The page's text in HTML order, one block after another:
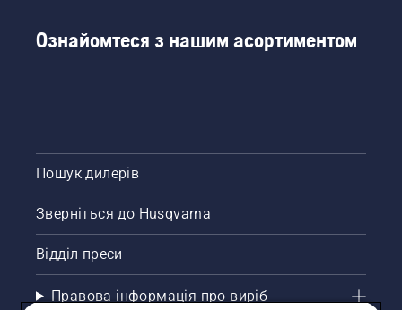
Ознайомтеся з нашим асортиментом
Пошук дилерів
Зверніться до Husqvarna
Відділ преси
Правова інформація про виріб